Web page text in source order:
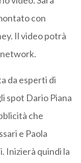
con
Il video potrà
da esperti di
spot Dario Piana
che
e Paola
Inizierà quindi la